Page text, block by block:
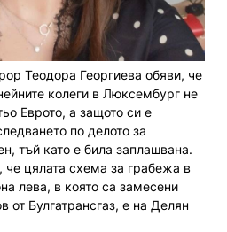
Теодора Георгиева обяви, че
колеги в Люксембург не
Еврото, а защото си е
по делото за
тъй като е била заплашвана.
че цялата схема за грабежа в
лева, в която са замесени
Булгатрансгаз, е на Делян